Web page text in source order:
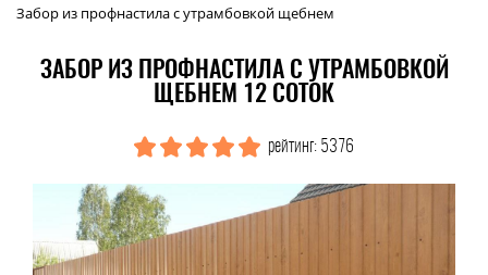
Забор из профнастила с утрамбовкой щебнем
ЗАБОР ИЗ ПРОФНАСТИЛА С УТРАМБОВКОЙ
ЩЕБНЕМ 12 СОТОК
рейтинг: 5376